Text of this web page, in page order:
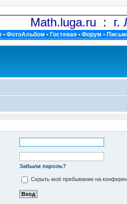
Math.luga.ru : г.
• ФотоАльбом • Гостевая • Форум •
Забыли пароль?
Скрыть моё пребывание на